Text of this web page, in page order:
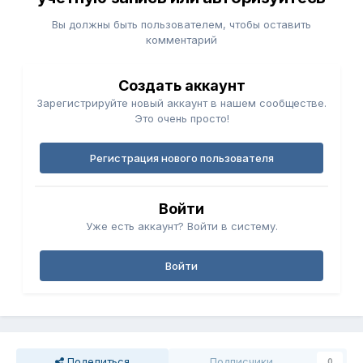
Вы должны быть пользователем, чтобы оставить
комментарий
Создать аккаунт
Зарегистрируйте новый аккаунт в нашем сообществе.
Это очень просто!
Регистрация нового пользователя
Войти
Уже есть аккаунт? Войти в систему.
Войти